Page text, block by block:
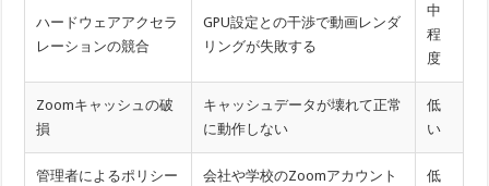
ハードウェアアクセラ
レーションの競合
GPU設定との干渉で動画レンダ
リングが失敗する
中
程
度
Zoomキャッシュの破
損
キャッシュデータが壊れて正常
に動作しない
低
い
管理者によるポリシー
会社や学校のZoomアカウント
低